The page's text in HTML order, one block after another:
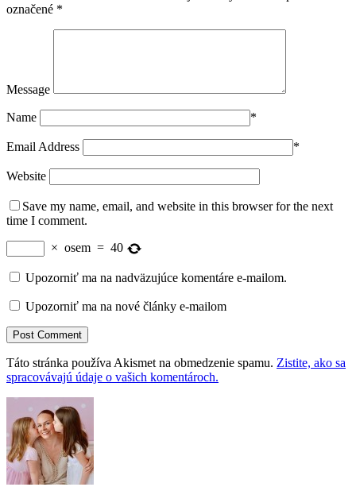
označené *
Message
Name *
Email Address *
Website
Save my name, email, and website in this browser for the next
time I comment.
× osem = 40
Upozorniť ma na nadväzujúce komentáre e-mailom.
Upozorniť ma na nové články e-mailom
Táto stránka používa Akismet na obmedzenie spamu. Zistite, ako sa
spracovávajú údaje o vašich komentároch.